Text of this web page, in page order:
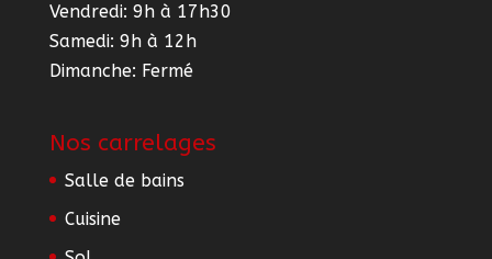
Vendredi: 9h à 17h30
Samedi: 9h à 12h
Dimanche: Fermé
Nos carrelages
Salle de bains
Cuisine